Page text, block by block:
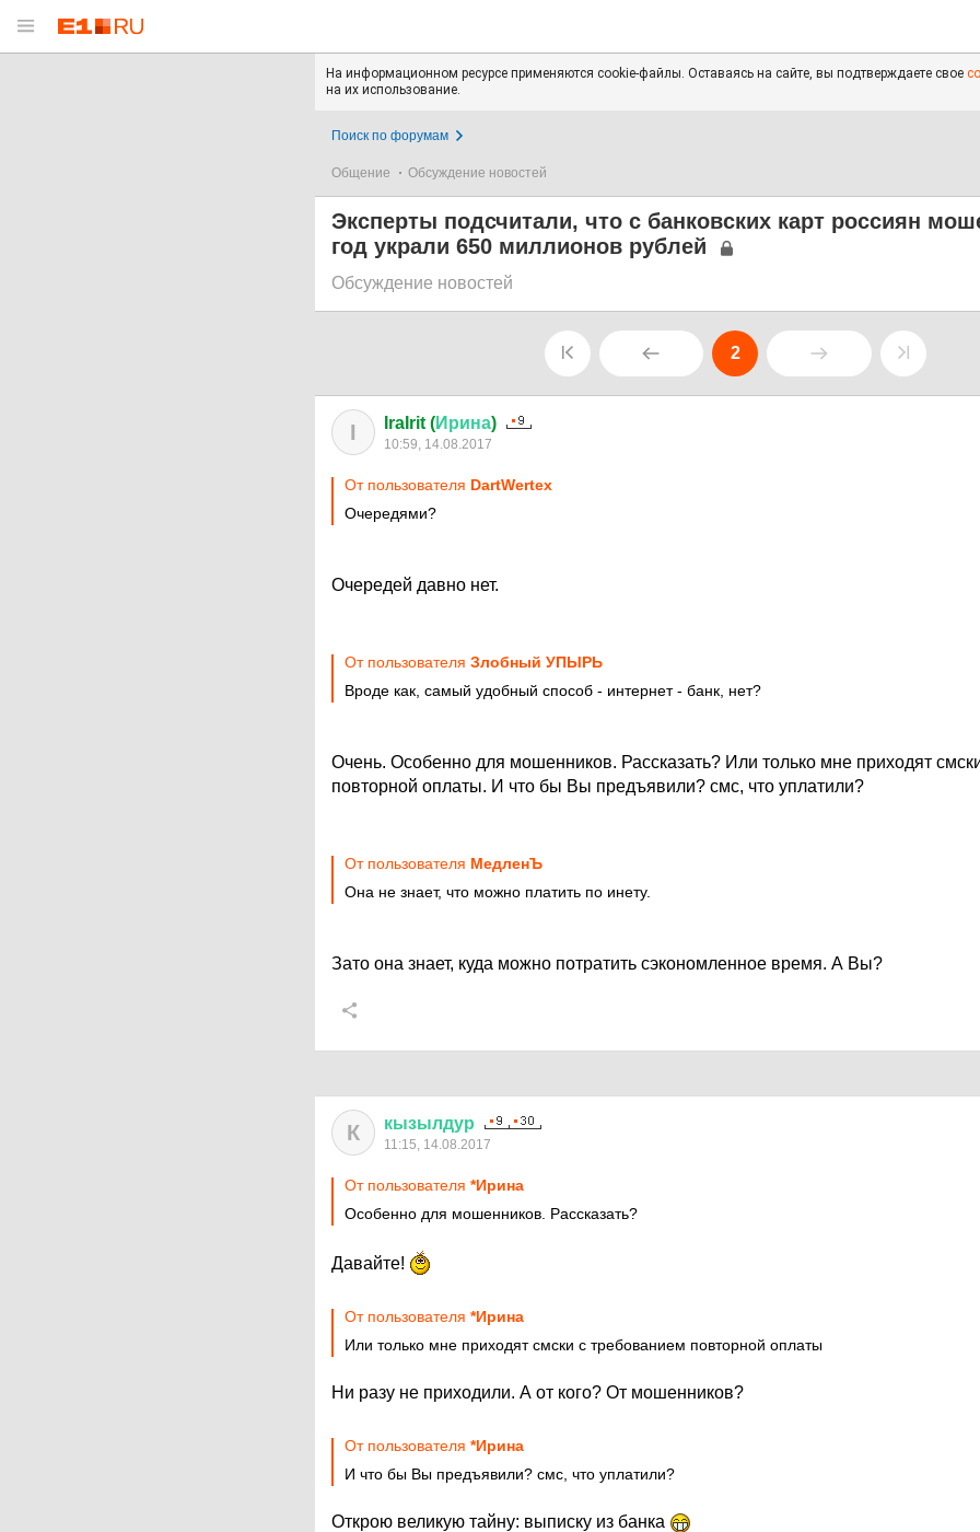
На информационном ресурсе применяются cookie-файлы. Оставаясь на сайте, вы подтверждаете свое
на их использование.
Поиск по форумам
Общение Обсуждение новостей
Эксперты подсчитали, что с банковских карт россиян
год украли 650 миллионов рублей
Обсуждение новостей
2
I IraIrit (Ирина)
10:59, 14.08.2017
От пользователя DartWertex
Очередями?
Очередей давно нет.
От пользователя Злобный УПЫРЬ
Вроде как, самый удобный способ - интернет - банк, нет?
Очень. Особенно для мошенников. Рассказать? Или только мне приходят
повторной оплаты. И что бы Вы предъявили? смс, что уплатили?
От пользователя МедленЪ
Она не знает, что можно платить по инету.
Зато она знает, куда можно потратить сэкономленное время. А Вы?
К кызылдур
11:15, 14.08.2017
От пользователя *Ирина
Особенно для мошенников. Рассказать?
Давайте!
От пользователя *Ирина
Или только мне приходят смски с требованием повторной оплаты
Ни разу не приходили. А от кого? От мошенников?
От пользователя *Ирина
И что бы Вы предъявили? смс, что уплатили?
Открою великую тайну: выписку из банка